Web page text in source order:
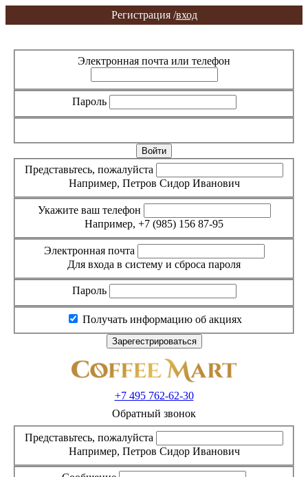
Регистрация /вход
Электронная почта или телефон
Пароль
Представьтесь, пожалуйста
Например, Петров Сидор Иванович
Укажите ваш телефон
Например, +7 (985) 156 87-95
Электронная почта
Для входа в систему и сброса пароля
Пароль
Получать информацию об акциях
+7 495762-62-30
Обратный звонок
Представьтесь, пожалуйста
Например, Петров Сидор Иванович